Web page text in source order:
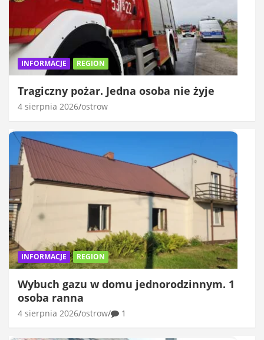
INFORMACJE REGION
Tragiczny pożar. Jedna osoba nie żyje
4 sierpnia 2026 ostrow
INFORMACJE REGION
Wybuch gazu w domu jednorodzinnym. 1
osoba ranna
4 sierpnia 2026 ostrow 1